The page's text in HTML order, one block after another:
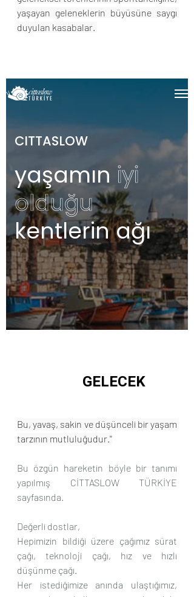
yaşayan geleneklerin büyüsüne saygı
duyulan kasabalar.
Bu, yavaş, sakin ve düşünceli bir yaşam
tarzının mutluluğudur.''
Bu özgün hareketin böyle bir tanımı
yapılmış CİTTASLOW TÜRKİYE
sayfasında.
Değerli dostlar,
Hepimizin bildiği üzere çağımız sürat
çağı, teknoloji çağı, hız ve hızlı
düşünme çağı.
Her istediğimize anında ulaştığımız,